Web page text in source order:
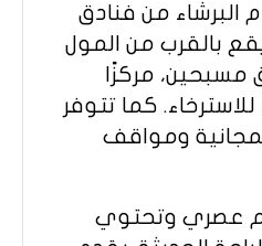
البرشاء من فنادق
بالقرب من المول
مسبحين، مركزًا
للاسترخاء. كما تتوفر
ومواقف
عصري وتحتوي